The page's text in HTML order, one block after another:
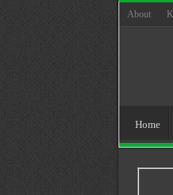
About
Home